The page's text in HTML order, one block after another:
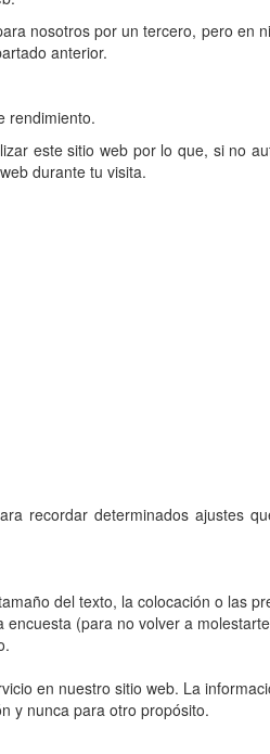
nosotros por un tercero, pero en
anterior.
rendimiento.
este sitio web por lo que, si no
durante tu visita.
recordar determinados ajustes
del texto, la colocación o las
(para no volver a
en nuestro sitio web. La
y nunca para otro propósito.